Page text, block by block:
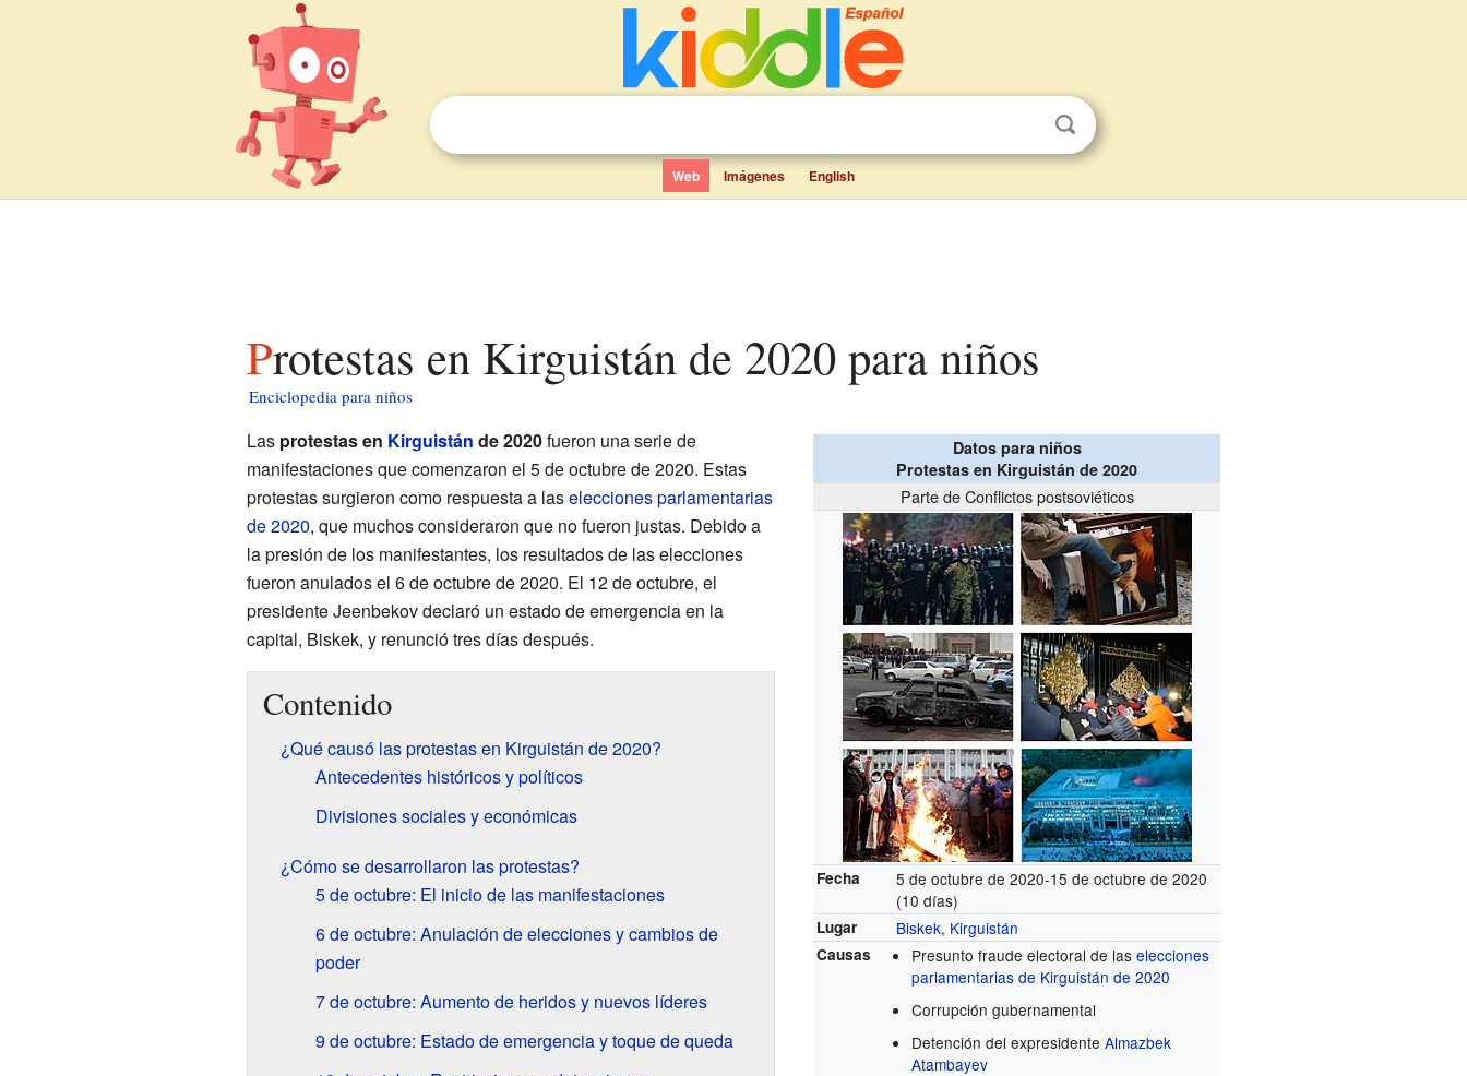
Web Imágenes English
Protestas en Kirguistán de 2020 para niños
Enciclopedia para niños
Datos para niños
Protestas en Kirguistán de 2020
Parte de Conflictos postsoviéticos
Fecha
5 de octubre de 2020-15 de octubre de 2020
(10 días)
Lugar Biskek, Kirguistán
Causas Presunto fraude electoral de las elecciones
parlamentarias de Kirguistán de 2020
Corrupción gubernamental
Detención del expresidente Almazbek
Atambayev
Las protestas en Kirguistán de 2020fueron una serie de
manifestaciones que comenzaron el 5 de octubre de 2020. Estas
protestas surgieron como respuesta a laselecciones parlamentarias
de 2020, que muchos consideraron que no fueron justas. Debido a
la presión de los manifestantes, los resultados de las elecciones
fueron anulados el 6 de octubre de 2020. El 12 de octubre, el
presidente Jeenbekov declaró un estado de emergencia en la
capital, Biskek, y renunció tres días después.
Contenido
¿Qué causó las protestas en Kirguistán de 2020?
Antecedentes históricos y políticos
Divisiones sociales y económicas
¿Cómo se desarrollaron las protestas?
5 de octubre: El inicio de las manifestaciones
6 de octubre: Anulación de elecciones y cambios de
poder
7 de octubre: Aumento de heridos y nuevos líderes
9 de octubre: Estado de emergencia y toque de queda